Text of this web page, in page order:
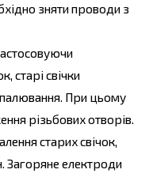
зняти проводи з
старі свічки
При цьому
різьбових отворів.
старих свічок,
Загоряне електроди